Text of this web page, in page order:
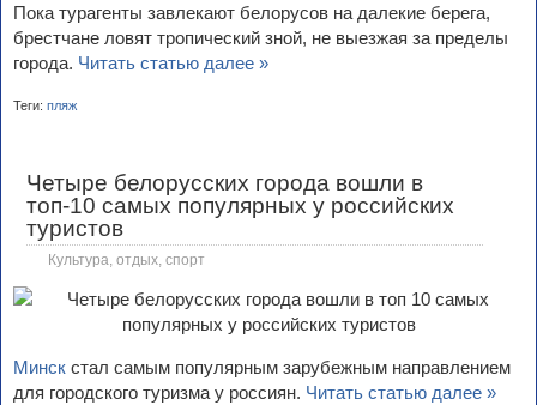
Пока турагенты завлекают белорусов на далекие берега,
брестчане ловят тропический зной, не выезжая за пределы
города. Читать статью далее »
Теги: пляж
Четыре белорусских города вошли в
топ-10 самых популярных у российских
туристов
Культура, отдых, спорт
Минск стал самым популярным зарубежным направлением
для городского туризма у россиян. Читать статью далее »